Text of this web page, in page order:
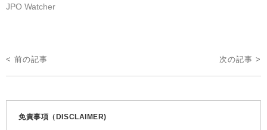
JPO Watcher
投
稿
< 前の記事 次の記事 >
免責事項（DISCLAIMER)